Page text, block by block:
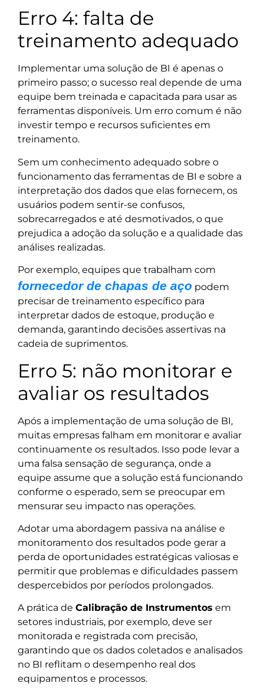
Erro 4: falta de
treinamento adequado
Implementar uma solução de BI é apenas o
primeiro passo; o sucesso real depende de uma
equipe bem treinada e capacitada para usar as
ferramentas disponíveis. Um erro comum é não
investir tempo e recursos suficientes em
treinamento.
Sem um conhecimento adequado sobre o
funcionamento das ferramentas de BI e sobre a
interpretação dos dados que elas fornecem, os
usuários podem sentir-se confusos,
sobrecarregados e até desmotivados, o que
prejudica a adoção da solução e a qualidade das
análises realizadas.
Por exemplo, equipes que trabalham com
fornecedor de chapas de aço podem
precisar de treinamento específico para
interpretar dados de estoque, produção e
demanda, garantindo decisões assertivas na
cadeia de suprimentos.
Erro 5: não monitorar e
avaliar os resultados
Após a implementação de uma solução de BI,
muitas empresas falham em monitorar e avaliar
continuamente os resultados. Isso pode levar a
uma falsa sensação de segurança, onde a
equipe assume que a solução está funcionando
conforme o esperado, sem se preocupar em
mensurar seu impacto nas operações.
Adotar uma abordagem passiva na análise e
monitoramento dos resultados pode gerar a
perda de oportunidades estratégicas valiosas e
permitir que problemas e dificuldades passem
despercebidos por períodos prolongados.
A prática de Calibração de Instrumentos em
setores industriais, por exemplo, deve ser
monitorada e registrada com precisão,
garantindo que os dados coletados e analisados
no BI reflitam o desempenho real dos
equipamentos e processos.